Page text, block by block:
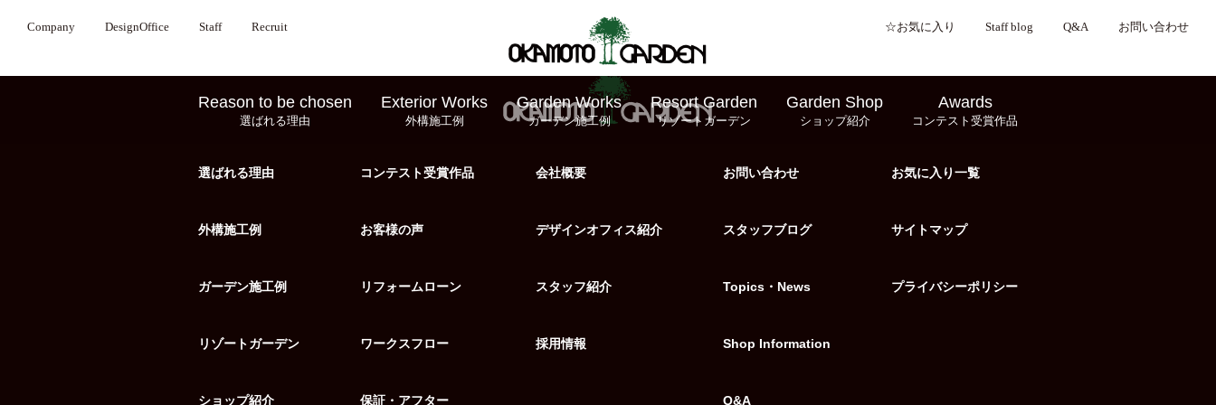
Company DesignOffice Staff Recruit ☆お気に入り Staff blog Q&A お問い合わせ
Reason to be chosen
選ばれる理由
Exterior Works
外構施工例
Garden Works
ガーデン施工例
Resort Garden
リゾートガーデン
Garden Shop
ショップ紹介
Awards
コンテスト受賞作品
選ばれる理由
外構施工例
ガーデン施工例
リゾートガーデン
ショップ紹介
コンテスト受賞作品
お客様の声
リフォームローン
ワークスフロー
保証・アフター
会社概要
デザインオフィス紹介
スタッフ紹介
採用情報
お問い合わせ
スタッフブログ
Topics・News
Shop Information
Q&A
お気に入り一覧
サイトマップ
プライバシーポリシー